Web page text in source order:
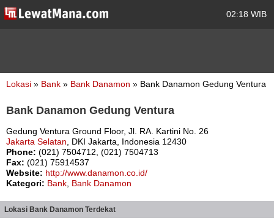
02:18 WIB
Lokasi » Bank » Bank Danamon » Bank Danamon Gedung Ventura
Bank Danamon Gedung Ventura
Gedung Ventura Ground Floor, Jl. RA. Kartini No. 26
Jakarta Selatan , DKI Jakarta, Indonesia 12430
Phone: (021) 7504712, (021) 7504713
Fax: (021) 75914537
Website: http://www.danamon.co.id/
Kategori: Bank Bank Danamon
Lokasi Bank Danamon Terdekat